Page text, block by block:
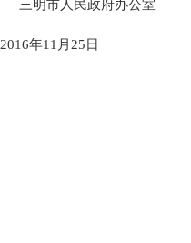
三明市人民政府办公室
2016年11 月 25日